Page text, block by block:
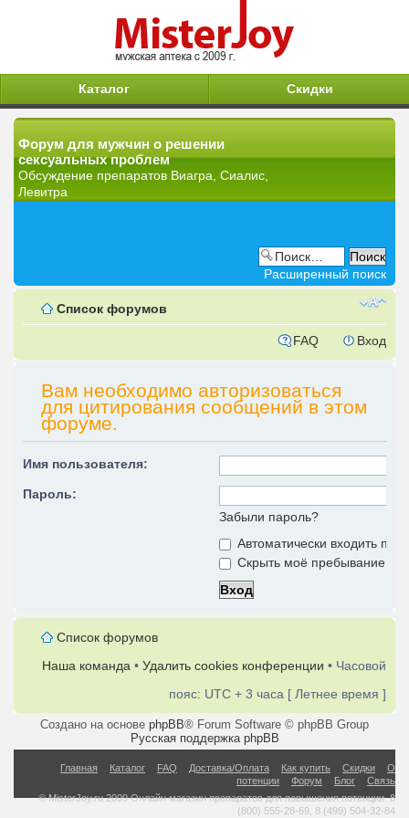
Каталог Скидки
Форум для мужчин о решении
сексуальных проблем
Обсуждение препаратов Виагра, Сиалис,
Левитра
Расширенный поиск
Список форумов
FAQ Вход
Вам необходимо авторизоваться
для цитирования сообщений в этом
форуме.
Имя пользователя:
Пароль:
Забыли пароль?
Автоматически входить
Скрыть моё пребывание на
Список форумов
Наша команда • Удалить cookies конференции • Часовой
пояс: UTC + 3 часа [ Летнее время ]
Создано на основе phpBB® Forum Software © phpBB Group
Русская поддержка phpBB
Главная Каталог FAQ Доставка/Оплата Как купить Скидки
О
потенции
Форум Блог
Связь
© MisterJoy.ru 2009 Онлайн магазин препаратов для повышения потенции. 8
(800) 555-28-69, 8 (499) 504-32-84